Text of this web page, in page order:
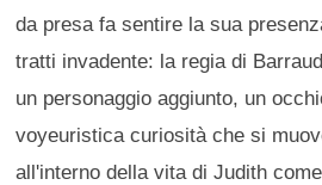
da presa fa sentire la sua
tratti invadente: la regia di
un personaggio aggiunto, un
voyeuristica curiosità che si
all'interno della vita di Judith